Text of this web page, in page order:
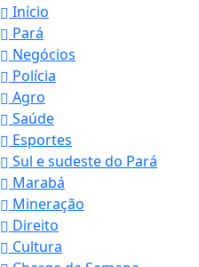
Início
Pará
Negócios
Polícia
Agro
Saúde
Esportes
Sul e sudeste do Pará
Marabá
Mineração
Direito
Cultura